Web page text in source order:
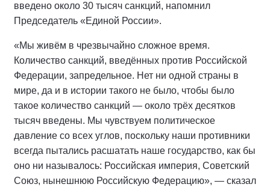
введено около 30 тысяч санкций, напомнил
Председатель «Единой России».
«Мы живём в чрезвычайно сложное время.
Количество санкций, введённых против Российской
Федерации, запредельное. Нет ни одной страны в
мире, да и в истории такого не было, чтобы было
такое количество санкций — около трёх десятков
тысяч введены. Мы чувствуем политическое
давление со всех углов, поскольку наши противники
всегда пытались расшатать наше государство, как бы
оно ни называлось: Российская империя, Советский
Союз, нынешнюю Российскую Федерацию», — сказал